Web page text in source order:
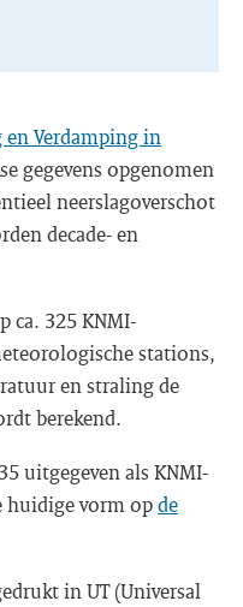
en Verdamping in
gegevens opgenomen
neerslagoverschot
decade- en
ca. 325 KNMI-
stations,
en straling de
berekend.
uitgegeven als KNMI-
huidige vorm opde
in UT (Universal